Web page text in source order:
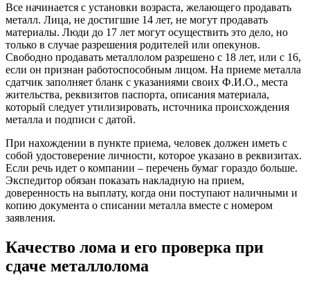
Все начинается с установки возраста, желающего продавать
металл. Лица, не достигшие 14 лет, не могут продавать
материалы. Люди до 17 лет могут осуществить это дело, но
только в случае разрешения родителей или опекунов.
Свободно продавать металлолом разрешено с 18 лет, или с 16,
если он признан работоспособным лицом. На приеме металла
сдатчик заполняет бланк с указаниями своих Ф.И.О., места
жительства, реквизитов паспорта, описания материала,
который следует утилизировать, источника происхождения
металла и подписи с датой.
При нахождении в пункте приема, человек должен иметь с
собой удостоверение личности, которое указано в реквизитах.
Если речь идет о компании – перечень бумаг гораздо больше.
Экспедитор обязан показать накладную на прием,
доверенность на выплату, когда они поступают наличными и
копию документа о списании металла вместе с номером
заявления.
Качество лома и его проверка при
сдаче металлолома